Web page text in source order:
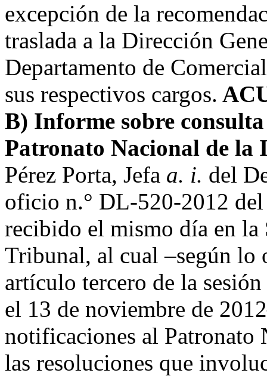
excepción de la
traslada a la Dirección
Departamento de
sus respectivos cargos.
B) Informe sobre
Patronato Nacional de la
Pérez Porta, Jefa a. i. del
oficio n.° DL-520-2012
recibido el mismo día en la
Tribunal, al cual –según lo
artículo tercero de la
el 13 de noviembre de
notificaciones al Patronato
las resoluciones que